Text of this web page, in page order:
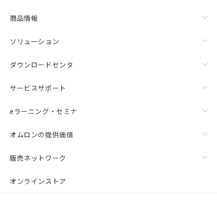
商品情報
ソリューション
ダウンロードセンタ
サービスサポート
eラーニング・セミナ
オムロンの提供価値
販売ネットワーク
オンラインストア